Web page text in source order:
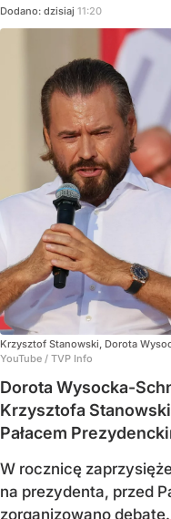
Dodano: dzisiaj 11:20
Krzysztof Stanowski, Dorota
YouTube / TVP Info
Dorota Wysocka-
Krzysztofa
Pałacem
W rocznicę
na prezydenta, przed
zorganizowano